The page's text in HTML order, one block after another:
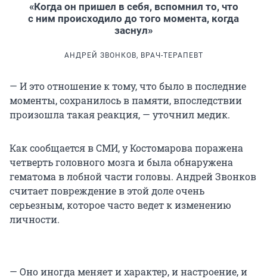
«Когда он пришел в себя, вспомнил то, что
с ним происходило до того момента, когда
заснул»
АНДРЕЙ ЗВОНКОВ, ВРАЧ-ТЕРАПЕВТ
— И это отношение к тому, что было в последние
моменты, сохранилось в памяти, впоследствии
произошла такая реакция, — уточнил медик.
Как сообщается в СМИ, у Костомарова поражена
четверть головного мозга и была обнаружена
гематома в лобной части головы. Андрей Звонков
считает повреждение в этой доле очень
серьезным, которое часто ведет к изменению
личности.
— Оно иногда меняет и характер, и настроение, и